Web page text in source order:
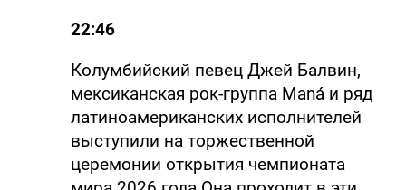
22:46
Колумбийский певец Джей Балвин,
мексиканская рок-группа Maná и ряд
латиноамериканских исполнителей
выступили на торжественной
церемонии открытия чемпионата